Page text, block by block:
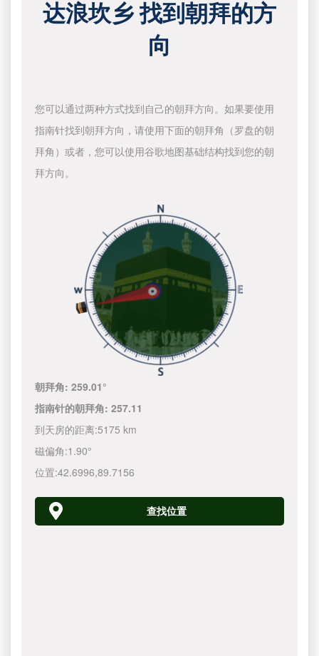
达浪坎乡 找到朝拜的方
向
您可以通过两种方式找到自己的朝拜方向。如果要使用
指南针找到朝拜方向，请使用下面的朝拜角（罗盘的朝
拜角）或者，您可以使用谷歌地图基础结构找到您的朝
拜方向。
朝拜角:259.01°
指南针的朝拜角:257.11
到天房的距离:5175 km
磁偏角:1.90°
位置:42.6996,89.7156
查找位置